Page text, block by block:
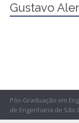
Gustavo
Pós-Graduação em
de Engenharia de São